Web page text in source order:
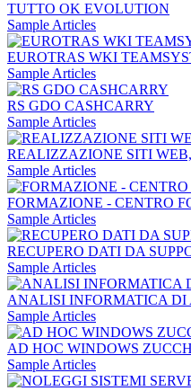
TUTTO OK EVOLUTION
Sample Articles
EUROTRAS WKI
Sample Articles
RS GDO CASHCARRY
Sample Articles
REALIZZAZIONE SITI
Sample Articles
FORMAZIONE - CENTRO
Sample Articles
RECUPERO DATI DA
Sample Articles
ANALISI INFORMATICA DI
Sample Articles
AD HOC WINDOWS
Sample Articles